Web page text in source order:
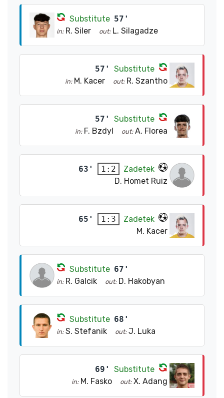
Substitute 57'
in: R. Siler out: L. Silagadze
57' Substitute
in: M. Kacer out: R. Szantho
57' Substitute
in: F. Bzdyl out: A. Florea
63' 1:2
Zadetek
D. Homet Ruiz
65' 1:3
Zadetek
M. Kacer
Substitute 67'
in: R. Galcik out: D. Hakobyan
Substitute 68'
in: S. Stefanik out: J. Luka
69' Substitute
in: M. Fasko out: X. Adang